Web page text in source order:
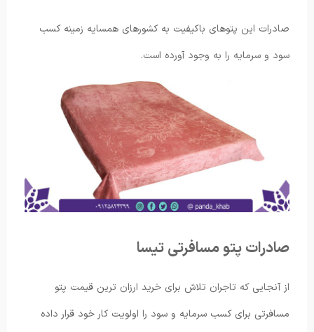
صادرات این پتوهای باکیفیت به کشورهای همسایه زمینه کسب
سود و سرمایه را به وجود آورده است.
صادرات پتو مسافرتی تیسا
از آنجایی که تاجران تلاش برای خرید ارزان ترین قیمت پتو
مسافرتی برای کسب سرمایه و سود را اولویت کار خود قرار داده